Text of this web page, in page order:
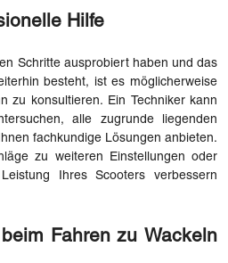
Hilfe
Schritte ausprobiert haben und das
besteht, ist es möglicherweise
zu konsultieren. Ein Techniker kann
alle zugrunde liegenden
fachkundige Lösungen anbieten.
zu weiteren Einstellungen oder
Ihres Scooters verbessern
Fahren zu Wackeln